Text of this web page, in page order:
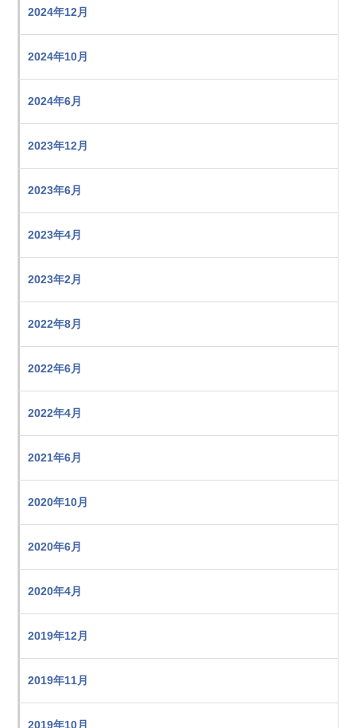
2024年12月
2024年10月
2024年6月
2023年12月
2023年6月
2023年4月
2023年2月
2022年8月
2022年6月
2022年4月
2021年6月
2020年10月
2020年6月
2020年4月
2019年12月
2019年11月
2019年10月